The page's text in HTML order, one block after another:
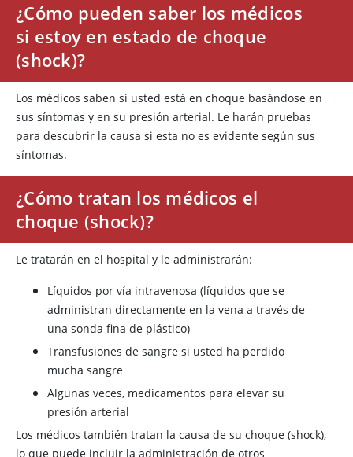
¿Cómo pueden saber los médicos
si estoy en estado de choque
(shock)?
Los médicos saben si usted está en choque basándose en
sus síntomas y en su presión arterial. Le harán pruebas
para descubrir la causa si esta no es evidente según sus
síntomas.
¿Cómo tratan los médicos el
choque (shock)?
Le tratarán en el hospital y le administrarán:
Líquidos por vía intravenosa (líquidos que se
administran directamente en la vena a través de
una sonda fina de plástico)
Transfusiones de sangre si usted ha perdido
mucha sangre
Algunas veces, medicamentos para elevar su
presión arterial
Los médicos también tratan la causa de su choque (shock),
lo que puede incluir la administración de otros